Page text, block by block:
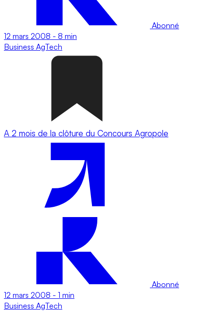
Abonné
12 mars 2008 - 8 min
Business AgTech
A 2 mois de la clôture du Concours Agropole
Abonné
12 mars 2008 - 1 min
Business AgTech